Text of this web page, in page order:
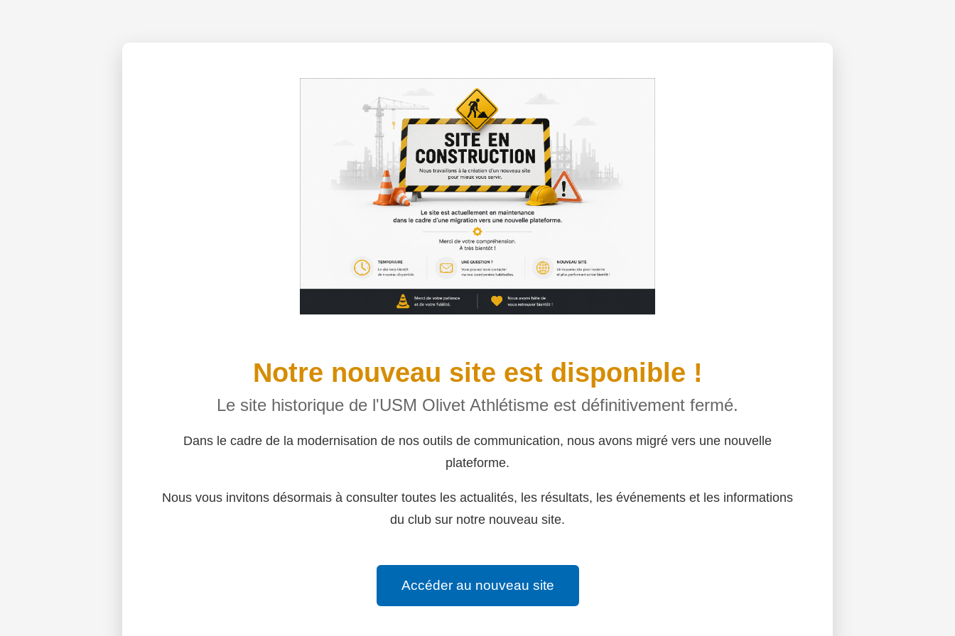
Notre nouveau site est disponible !
Le site historique de l'USM Olivet Athlétisme est définitivement fermé.
Dans le cadre de la modernisation de nos outils de communication, nous avons migré vers une nouvelle
plateforme.
Nous vous invitons désormais à consulter toutes les actualités, les résultats, les événements et les informations
du club sur notre nouveau site.
Accéder au nouveau site